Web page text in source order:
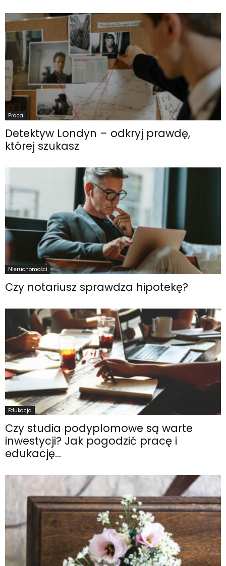
Praca
Detektyw Londyn – odkryj prawdę,
której szukasz
Nieruchomości
Czy notariusz sprawdza hipotekę?
Edukacja
Czy studia podyplomowe są warte
inwestycji? Jak pogodzić pracę i
edukację...